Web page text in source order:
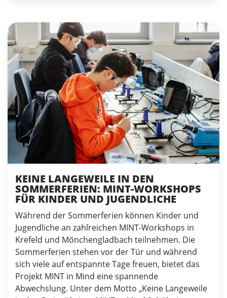
KEINE LANGEWEILE IN DEN
SOMMERFERIEN: MINT-WORKSHOPS
FÜR KINDER UND JUGENDLICHE
Während der Sommerferien können Kinder und
Jugendliche an zahlreichen MINT-Workshops in
Krefeld und Mönchengladbach teilnehmen. Die
Sommerferien stehen vor der Tür und während
sich viele auf entspannte Tage freuen, bietet das
Projekt MINT in Mind eine spannende
Abwechslung. Unter dem Motto „Keine Langeweile